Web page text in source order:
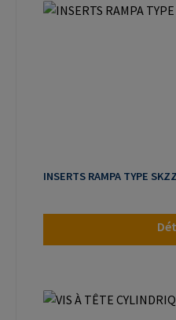
INSERTS RAMPA TYPE SKZZ